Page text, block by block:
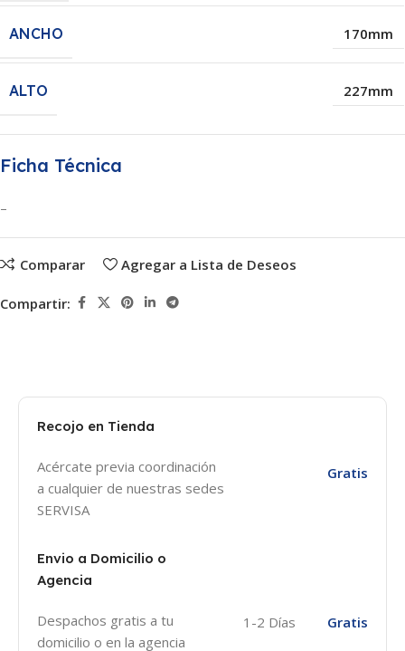
ANCHO 170mm
ALTO 227mm
Ficha Técnica
–
Comparar Agregar a Lista de Deseos
Compartir:
Recojo en Tienda
Acércate previa coordinación
a cualquier de nuestras sedes
SERVISA
Gratis
Envio a Domicilio o
Agencia
Despachos gratis a tu
domicilio o en la agencia
1-2 Días Gratis